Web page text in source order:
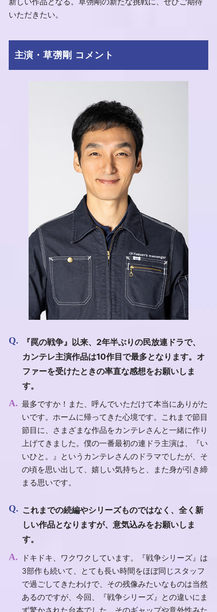
いただきたい。
主演・草彅剛 コメント
『罠の戦争』以来、2年半ぶりの民放連ドラで、
カンテレ主演作品は10作目で最多となります。オ
ファーを受けたときの率直な感想をお願いしま
す。
最多ですか！また、呼んでいただけて本当にありがた
いです。ホームに帰ってきた心境です。これまで節目
節目に、さまざまな作品をカンテレさんと一緒に作り
上げてきました。僕の一番最初の連ドラ主演は、『い
いひと。』というカンテレさんのドラマでしたが、そ
の頃を思い出して、嬉しい気持ちと、また身が引き締
まる思いです。
これまでの続編やシリーズものではなく、全く新
しい作品となりますが、意気込みをお願いしま
す。
ドキドキ、ワクワクしています。『戦争シリーズ』は
3部作も続いて、とても長い時間をほぼ同じスタッフ
で過ごしてきたわけで、その残像みたいなものは当然
あるのですが、今回、『戦争シリーズ』との違いにま